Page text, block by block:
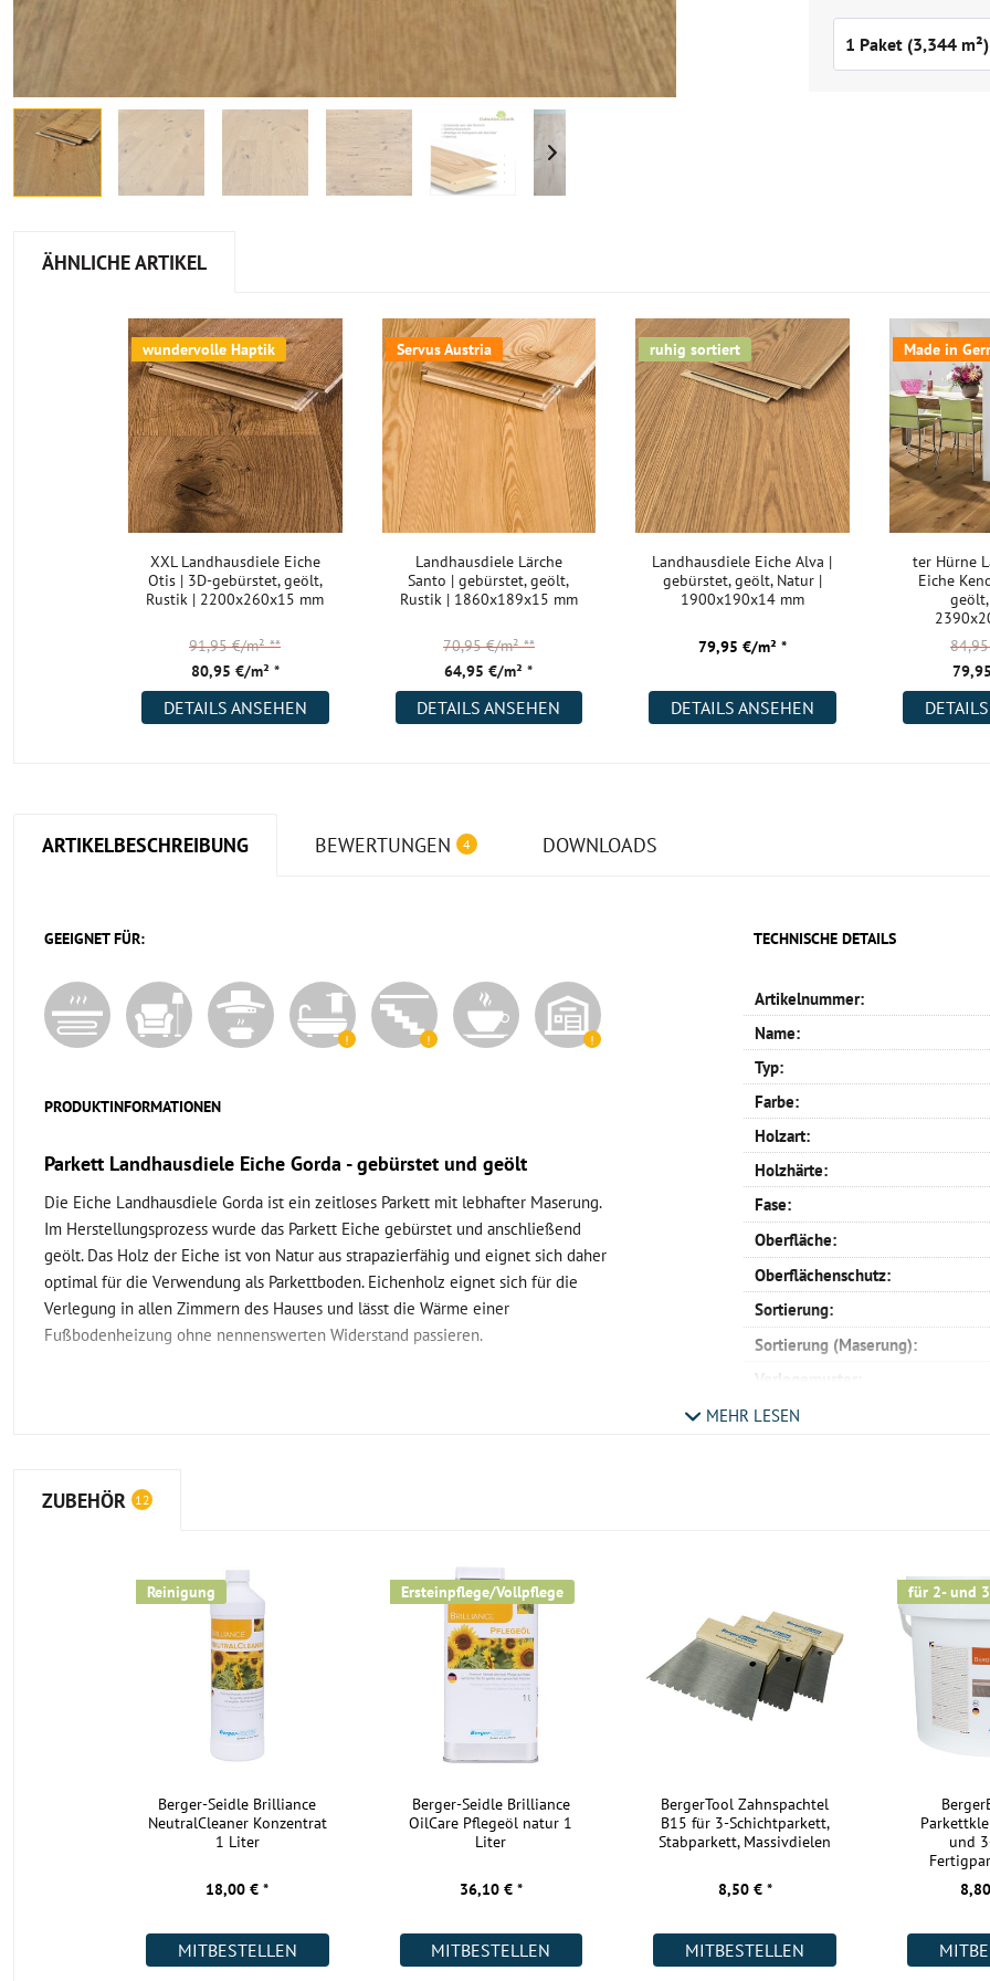
ÄHNLICHE ARTIKEL
wundervolle Haptik
XXL Landhausdiele Eiche
Otis | 3D-gebürstet, geölt,
Rustik | 2200x260x15 mm
80,95 €/m² *
91,95 €/m²**
DETAILS ANSEHEN
Servus Austria
Landhausdiele Lärche
Santo | gebürstet, geölt,
Rustik | 1860x189x15 mm
64,95 €/m² *
70,95 €/m²**
DETAILS ANSEHEN
ruhig sortiert
Landhausdiele Eiche Alva |
gebürstet, geölt, Natur |
1900x190x14 mm
79,95 €/m² *
DETAILS ANSEHEN
Made in
ter Hürne
Eiche
ARTIKELBESCHREIBUNG BEWERTUNGEN 4 DOWNLOADS
GEEIGNET FÜR:
PRODUKTINFORMATIONEN
Parkett Landhausdiele Eiche Gorda - gebürstet und geölt
Die Eiche Landhausdiele Gorda ist ein zeitloses Parkett mit lebhafter Maserung.
Im Herstellungsprozess wurde das Parkett Eiche gebürstet und anschließend
geölt. Das Holz der Eiche ist von Natur aus strapazierfähig und eignet sich daher
optimal für die Verwendung als Parkettboden. Eichenholz eignet sich für die
Verlegung in allen Zimmern des Hauses und lässt die Wärme einer
Fußbodenheizung ohne nennenswerten Widerstand passieren.
Ästen und Rissen. Durch das Bürsten wird die Holzstruktur haptisch und optisch
herausgearbeitet. Wir sind uns sicher, Ihre Augen und Füße werden dieses Parkett
sodass dieser Boden auch in hochfrequentierten Räumen wie dem Flur verlegt
werden kann. Aber auch in der Küche und vollflächig verklebt im Bad, macht das
gebürstete Parkett Landhausdiele Gorda eine gute Figur.
Die 4-seitige Fase betont das Landhausdielen-Format und schafft dabei den
klassischen Dielen-Effekt. Zudem sorgen die gefasten Kanten für einen extra
Schutz vor Abnutzung oder Absplitterung. Etwaige Fugen, die in kalten
Wintermonaten mit geringer Luftfeuchtigkeit entstehen können, fallen durch die
gefasten Kanten optisch weniger stark auf.
belastbar gegen Schmutz und Feuchtigkeit, da das Öl tief in das Holzt eindringt
und von innen schützt. Durch die offenporige Oberfläche kann das Parkett die
ein gesundes Raumklima.
Schwindverhalten auf ein Minimum und sorgt für eine optimale Formstabilität
bei einer schwimmenden Verlegung. Werden die Dielen über einer Warmwasser-
TECHNISCHE DETAILS
Artikelnummer:
Name:
Typ:
Farbe:
Holzart:
Holzhärte:
Fase:
Oberfläche:
Oberflächenschutz:
Sortierung:
Sortierung (Maserung):
Verlegemuster:
Profil:
Warmwasser Fußbodenheizung:
Wohnräume:
Küche:
Gewerbe (gering beansprucht):
Gewerbe (stark beansprucht):
Akklimatisierung:
MEHR LESEN
ZUBEHÖR 12
Reinigung
Berger-Seidle Brilliance
NeutralCleaner Konzentrat
1 Liter
18,00 € *
MITBESTELLEN
Ersteinpflege/Vollpflege
Berger-Seidle Brilliance
OilCare Pflegeöl natur 1
Liter
36,10 € *
MITBESTELLEN
BergerTool Zahnspachtel
B15 für 3-Schichtparkett,
Stabparkett, Massivdielen
8,50 € *
MITBESTELLEN
für 2- und
und